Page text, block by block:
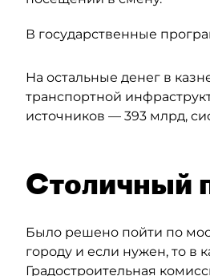
В государственные
На остальные денег в
транспортной
источников — 393 млрд,
Столичный
Было решено пойти по
городу и если нужен, то в
Градостроительная